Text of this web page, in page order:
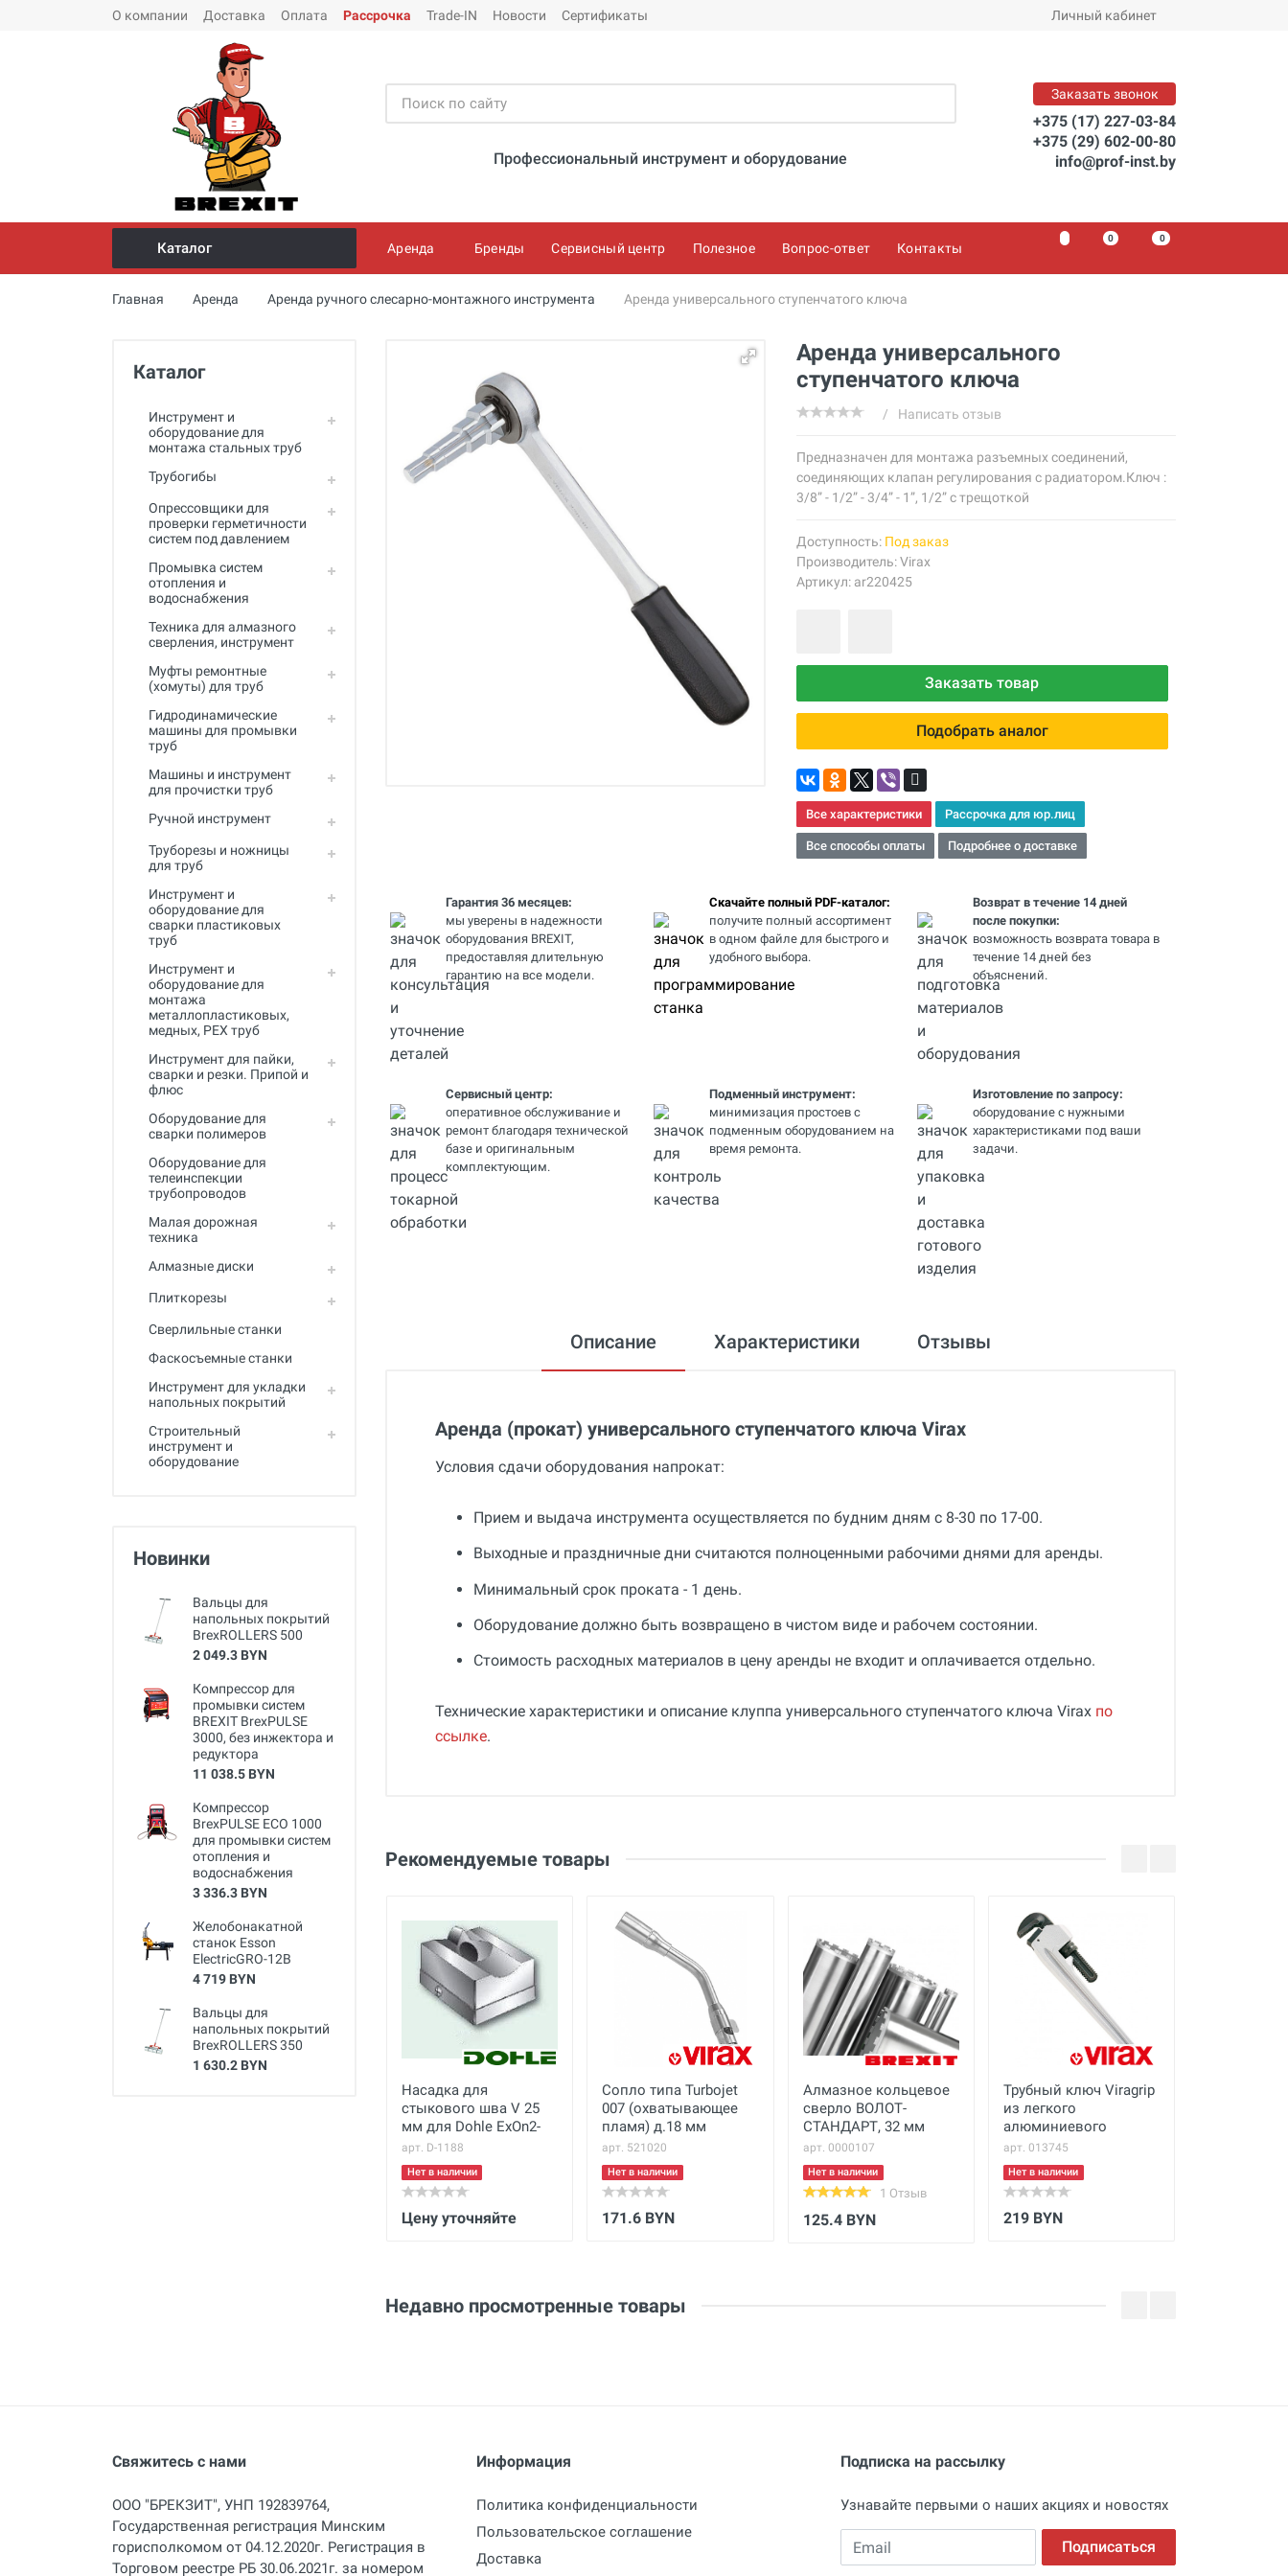
О компании Доставка Оплата Рассрочка Trade-IN Новости Сертификаты Личный кабинет
Профессиональный инструмент и оборудование
Заказать звонок
+375 (17) 227-03-84
+375 (29) 602-00-80
info@prof-inst.by
Инструмент и оборудование для
монтажа стальных труб
Опрессовщики для проверки
Промывка систем отопления и
водоснабжения
сверления, инструмент
Муфты ремонтные (хомуты) для
Гидродинамические машины
для промывки труб
Машины и инструмент для
Ручной инструмент
Труборезы и ножницы для труб
сварки пластиковых труб
монтажа металлопластиковых,
Инструмент для пайки, сварки и
резки. Припой и флюс
Оборудование для сварки
полимеров
Оборудование для
телеинспекции трубопроводов
Малая дорожная техника
Алмазные диски
Плиткорезы
Сверлильные станки
Фаскосъемные станки
Инструмент для укладки
Строительный инструмент и
оборудование
Полный каталог
Каталог Аренда Бренды Сервисный центр Полезное Вопрос-ответ Контакты
0 00
Главная Аренда Аренда ручного слесарно-монтажного инструмента Аренда универсального ступенчатого ключа
Каталог
Инструмент и
оборудование для
монтажа стальных труб
Трубогибы
Опрессовщики для
проверки герметичности
систем под давлением
Промывка систем
отопления и
водоснабжения
Техника для алмазного
сверления, инструмент
Муфты ремонтные
(хомуты) для труб
Гидродинамические
машины для промывки
труб
Машины и инструмент
для прочистки труб
Ручной инструмент
Труборезы и ножницы
для труб
Инструмент и
оборудование для
сварки пластиковых
труб
Инструмент и
оборудование для
монтажа
металлопластиковых,
медных, PEX труб
Инструмент для пайки,
сварки и резки. Припой и
флюс
Оборудование для
сварки полимеров
Оборудование для
телеинспекции
трубопроводов
Малая дорожная
техника
Алмазные диски
Плиткорезы
Сверлильные станки
Фаскосъемные станки
Инструмент для укладки
напольных покрытий
Строительный
инструмент и
оборудование
Новинки
Вальцы для
напольных покрытий
BrexROLLERS 500
2 049.3 BYN
Компрессор для
промывки систем
BREXIT BrexPULSE
3000, без инжектора и
редуктора
11 038.5 BYN
Компрессор
BrexPULSE ECO 1000
для промывки систем
отопления и
водоснабжения
3 336.3 BYN
Желобонакатной
станок Esson
ElectricGRO-12B
4 719 BYN
Вальцы для
напольных покрытий
BrexROLLERS 350
1 630.2 BYN
Аренда универсального
ступенчатого ключа
/ Написать отзыв
Предназначен для монтажа разъемных соединений,
соединяющих клапан регулирования с радиатором.Ключ :
3/8” - 1/2” - 3/4” - 1”, 1/2” с трещоткой
Доступность: Под заказ
Производитель:Virax
Артикул: ar220425
Заказать товар
Подобрать аналог
Все характеристики Рассрочка для юр.лиц
Все способы оплаты Подробнее о доставке
Гарантия 36 месяцев:
мы уверены в надежности
оборудования BREXIT,
предоставляя длительную
гарантию на все модели.
Скачайте полный PDF-каталог:
получите полный ассортимент
в одном файле для быстрого и
удобного выбора.
Возврат в течение 14 дней
после покупки:
возможность возврата товара в
течение 14 дней без
объяснений.
Сервисный центр:
оперативное обслуживание и
ремонт благодаря технической
базе и оригинальным
комплектующим.
Подменный инструмент:
минимизация простоев с
подменным оборудованием на
время ремонта.
Изготовление по запросу:
оборудование с нужными
характеристиками под ваши
задачи.
Описание Характеристики Отзывы
Аренда (прокат) универсального ступенчатого ключа Virax
Условия сдачи оборудования напрокат:
Прием и выдача инструмента осуществляется по будним дням с 8-30 по 17-00.
Выходные и праздничные дни считаются полноценными рабочими днями для аренды.
Минимальный срок проката - 1 день.
Оборудование должно быть возвращено в чистом виде и рабочем состоянии.
Стоимость расходных материалов в цену аренды не входит и оплачивается отдельно.
Технические характеристики и описание клуппа универсального ступенчатого ключа Virax по
ссылке.
Бренд
Ваше сообщение
Отправить отзыв
Рекомендуемые товары
Насадка для
стыкового шва V 25
мм для Dohle ExOn2-
ExOn6
арт. D-1188
Нет в наличии
Цену уточняйте
Сопло типа Turbojet
007 (охватывающее
пламя) д.18 мм
арт. 521020
Нет в наличии
171.6 BYN
Алмазное кольцевое
сверло ВОЛОТ-
СТАНДАРТ, 32 мм
арт. 0000107
Нет в наличии
1 Отзыв
125.4 BYN
Трубный ключ Viragrip
из легкого
алюминиевого
сплава, 2.1/2 дюйма
арт. 013745
Нет в наличии
219 BYN
Недавно просмотренные товары
Свяжитесь с нами
ООО "БРЕКЗИТ", УНП 192839764,
Государственная регистрация Минским
горисполкомом от 04.12.2020г. Регистрация в
Торговом реестре РБ 30.06.2021г. за номером
Информация
Политика конфиденциальности
Пользовательское соглашение
Доставка
Подписка на рассылку
Узнавайте первыми о наших акциях и новостях
Email Подписаться